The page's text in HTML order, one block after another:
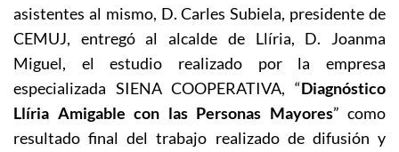
asistentes al mismo, D. Carles Subiela, presidente de
CEMUJ, entregó al alcalde de Llíria, D. Joanma
Miguel, el estudio realizado por la empresa
especializada SIENACOOPERATIVA, “Diagnóstico
Llíria Amigable con las Personas Mayores” como
resultado final del trabajo realizado de difusión y